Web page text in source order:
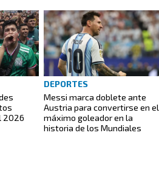
2026
DEPORTES
Messi marca doblete ante
Austria para convertirse en el
máximo goleador en la
historia de los Mundiales